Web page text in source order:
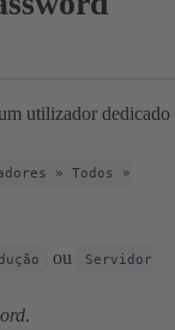
utilizador dedicado
» Todos »
ou
Servidor
.